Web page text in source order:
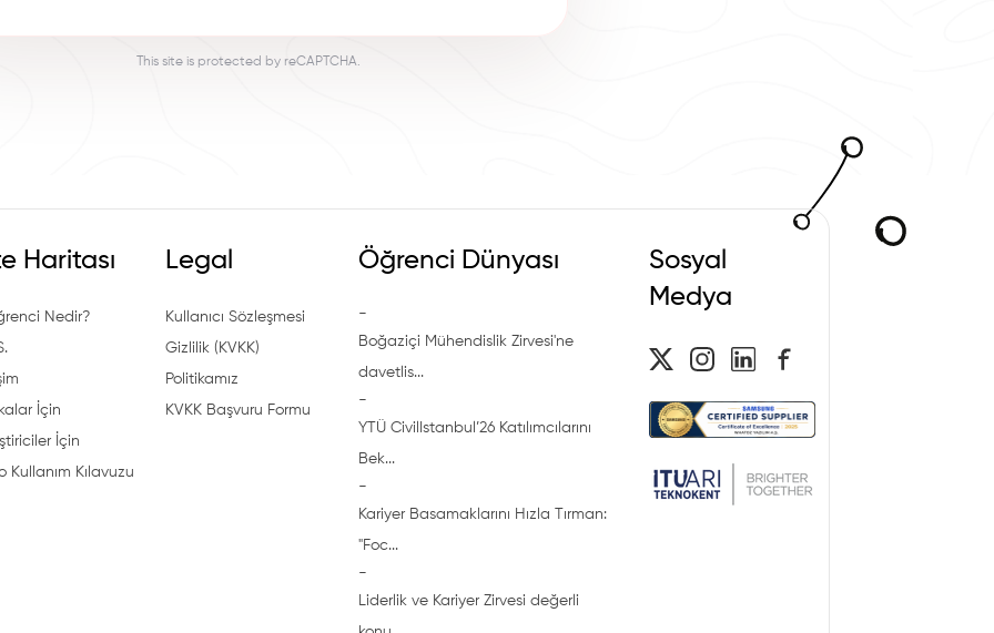
This site is protected by reCAPTCHA.
Haritası
Nedir?
İçin
İçin
Kullanım Kılavuzu
Legal
Kullanıcı Sözleşmesi
Gizlilik (KVKK)
Politikamız
KVKK Başvuru Formu
Öğrenci Dünyası
-
Boğaziçi Mühendislik Zirvesi'ne
davetlis...
-
YTÜ CivilIstanbul’26 Katılımcılarını
Bek...
-
Kariyer Basamaklarını Hızla Tırman:
"Foc...
-
Liderlik ve Kariyer Zirvesi değerli
Sosyal
Medya